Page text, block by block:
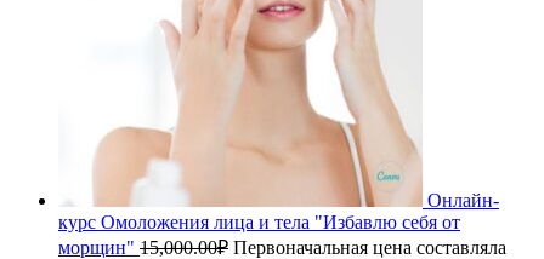
Онлайн-
курс Омоложения лица и тела "Избавлю себя от
морщин" 15,000.00₽ Первоначальная цена составляла